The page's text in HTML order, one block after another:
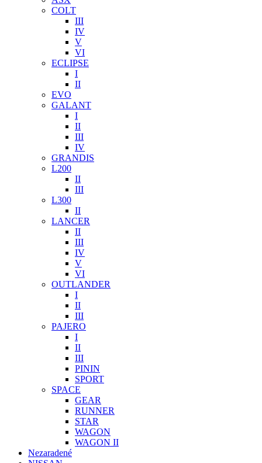
COLT
III
IV
V
VI
ECLIPSE
I
II
EVO
GALANT
I
II
III
IV
GRANDIS
L200
II
III
L300
II
LANCER
II
III
IV
V
VI
OUTLANDER
I
II
III
PAJERO
I
II
III
PININ
SPORT
SPACE
GEAR
RUNNER
STAR
WAGON
WAGON II
Nezaradené